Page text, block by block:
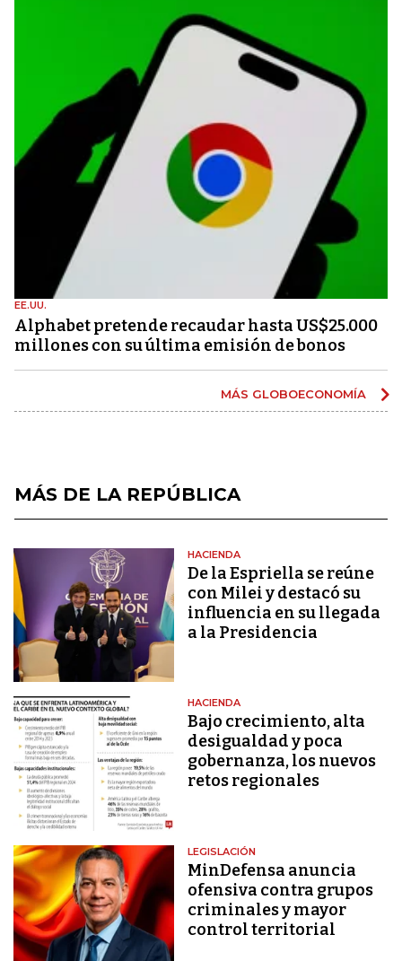
EE.UU.
Alphabet pretende recaudar hasta US$25.000
millones con su última emisión de bonos
MÁS GLOBOECONOMÍA
MÁS DE LA REPÚBLICA
HACIENDA
De la Espriella se reúne
con Milei y destacó su
influencia en su llegada
a la Presidencia
HACIENDA
Bajo crecimiento, alta
desigualdad y poca
gobernanza, los nuevos
retos regionales
LEGISLACIÓN
MinDefensa anuncia
ofensiva contra grupos
criminales y mayor
control territorial